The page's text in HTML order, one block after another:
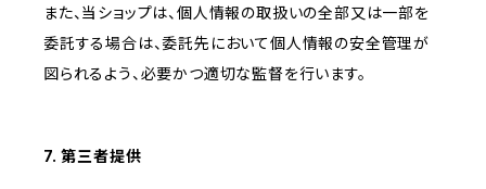
また、当ショップは、個人情報の取扱いの全部又は一部を
委託する場合は、委託先において個人情報の安全管理が
図られるよう、必要かつ適切な監督を行います。
7. 第三者提供